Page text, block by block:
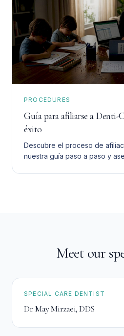
PROCEDURES
Guía para afiliarse a Denti-
éxito
Descubre el proceso de
nuestra guía paso a paso y
Meet our
SPECIAL CARE DENTIST
Dr. May Mirzaei,DDS